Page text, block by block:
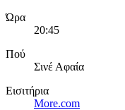
Ώρα
20:45
Πού
Σινέ Αφαία
Εισιτήρια
More.com